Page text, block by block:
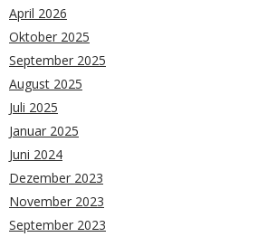
April 2026
Oktober 2025
September 2025
August 2025
Juli 2025
Januar 2025
Juni 2024
Dezember 2023
November 2023
September 2023